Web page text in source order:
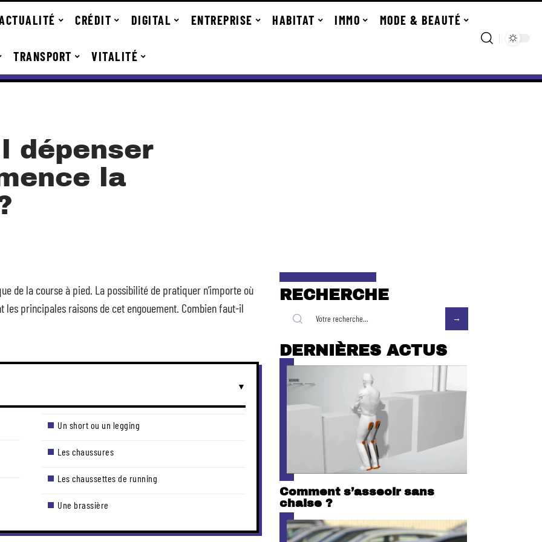
CRÉDIT DIGITAL ENTREPRISE HABITAT IMMO MODE & BEAUTÉ
TRANSPORT VITALITÉ
dépenser
la
de la course à pied. La possibilité de pratiquer n’importe où
principales raisons de cet engouement. Combien faut-il
Un short ou un legging
Les chaussures
Les chaussettes de running
Une brassière
RECHERCHE
DERNIÈRES ACTUS
Comment s’asseoir sans
chaise ?